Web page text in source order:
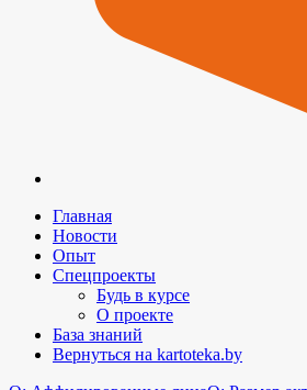
Главная
Новости
Опыт
Спецпроекты
Будь в курсе
О проекте
База знаний
Вернуться на kartoteka.by